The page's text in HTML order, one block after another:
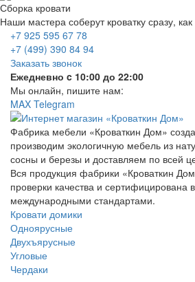
Сборка кровати
Наши мастера соберут кроватку сразу,
+7 925 595 67 78
+7 (499) 390 84 94
Заказать звонок
Ежедневно c 10:00 до 22:00
Мы онлайн, пишите нам:
MAX Telegram
Фабрика мебели «Кроваткин Дом»
производим экологичную мебель из
сосны и березы и доставляем по всей
Вся продукция фабрики «Кроваткин
проверки качества и сертифицирована
международными стандартами.
Кровати домики
Одноярусные
Двухъярусные
Угловые
Чердаки